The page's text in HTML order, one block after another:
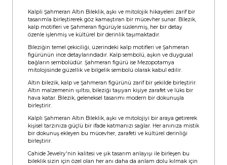
Kalpli Şahmeran Altın Bileklik, aşkı ve mitolojik hikayeleri zarif bir
tasarımla birleştirerek göz kamaştıran bir mücevher sunar. Bilezik,
kalp motifleri ve Şahmeran figürüyle süslenmiş, her bir detay
özenle işlenmiş ve kültürel bir derinlik taşımaktadır.
Bileziğin temel çekiciliği, üzerindeki kalp motifleri ve Şahmeran
figürünün ince detaylarındadır. Kalp sembolü, aşkın ve duygusal
bağların sembolüdür. Şahmeran figürü ise Mezopotamya
mitolojisinde güzellik ve bilgelik sembolü olarak kabul edilir.
Altın bilezik, kalp ve Şahmeran figürünü zarif bir şekilde birleştirir.
Altın malzemenin ışıltısı, bileziği taşıyan kişiye zarafet ve lüks bir
hava katar. Bilezik, geleneksel tasarımı modern bir dokunuşla
birleştirir.
Kalpli Şahmeran Altın Bileklik, aşkı ve mitolojiyi bir araya getirerek
kişisel tarzınıza güçlü bir ifade katmanızı sağlar. Her anınıza mistik
bir dokunuş ekleyen bu mücevher, zarafeti ve kültürel derinliği
birleştirir.
Cahide Jewelry'nin kalitesi ve şık tasarım anlayışı ile birleşen bu
bileklik sizin için özel olan her anı daha da anlam dolu kılmak için